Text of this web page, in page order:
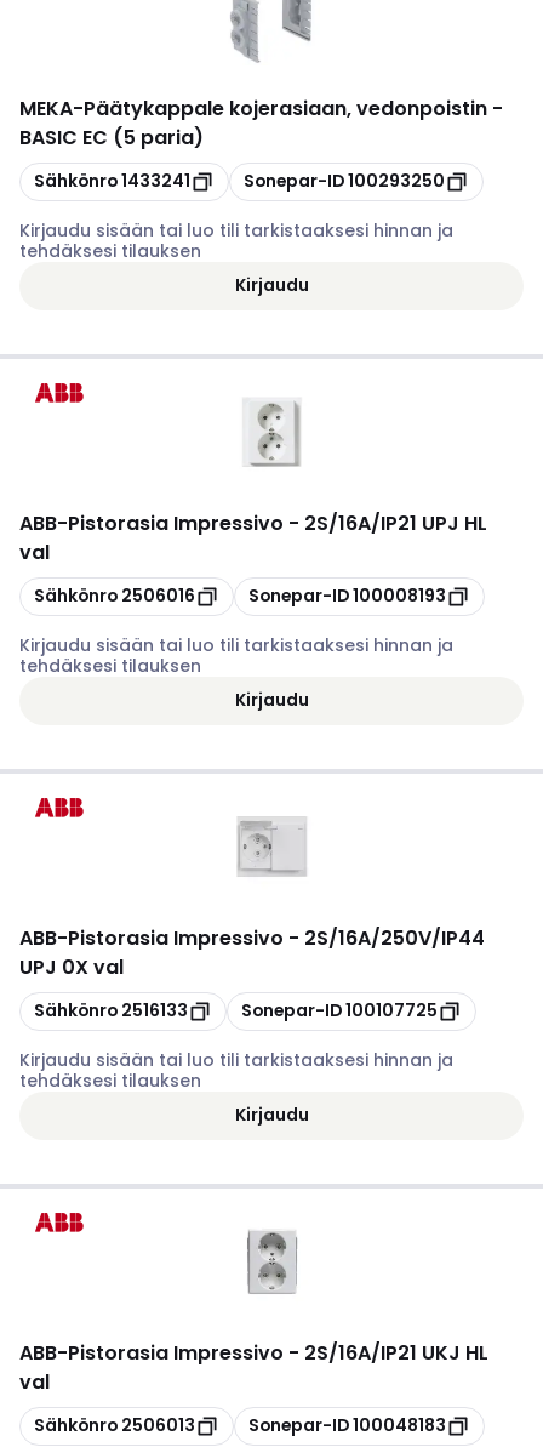
MEKA-Päätykappale kojerasiaan, vedonpoistin -
BASIC EC (5 paria)
Kopioi
Sähkönro1433241 Kopioi
Sonepar-ID100293250
Kirjaudu sisään tai luo tili tarkistaaksesi hinnan ja
tehdäksesi tilauksen
Kirjaudu
ABB-Pistorasia Impressivo - 2S/16A/IP21 UPJ HL
val
Kopioi
Sähkönro 2506016 Kopioi
Sonepar-ID100008193
Kirjaudu sisään tai luo tili tarkistaaksesi hinnan ja
tehdäksesi tilauksen
Kirjaudu
ABB-Pistorasia Impressivo - 2S/16A/250V/IP44
UPJ 0X val
Kopioi
Sähkönro 2516133 Kopioi
Sonepar-ID100107725
Kirjaudu sisään tai luo tili tarkistaaksesi hinnan ja
tehdäksesi tilauksen
Kirjaudu
ABB-Pistorasia Impressivo - 2S/16A/IP21 UKJ HL
val
Kopioi
Sähkönro 2506013 Kopioi
Sonepar-ID100048183